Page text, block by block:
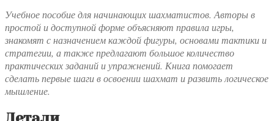
Учебное пособие для начинающих шахматистов. Авторы в
простой и доступной форме объясняют правила игры,
знакомят с назначением каждой фигуры, основами тактики и
стратегии, а также предлагают большое количество
практических заданий и упражнений. Книга помогает
сделать первые шаги в освоении шахмат и развить логическое
мышление.